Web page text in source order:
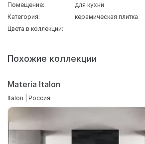
Помещение:
для кухни
Категория:
керамическая плитка
Цвета в коллекции:
Похожие коллекции
Materia Italon
Italon | Россия